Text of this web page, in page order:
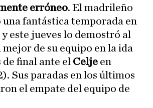
erróneo. El madrileño
fantástica temporada en
y este jueves lo demostró al
de su equipo en la ida
final ante el Celje en
Sus paradas en los últimos
el empate del equipo de